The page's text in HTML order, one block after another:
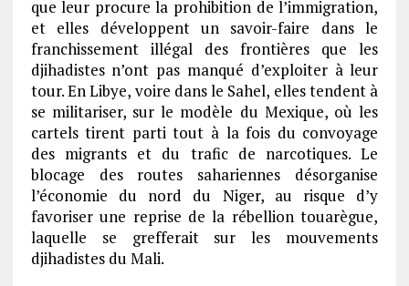
que leur procure la prohibition de l’immigration,
et elles développent un savoir-faire dans le
franchissement illégal des frontières que les
djihadistes n’ont pas manqué d’exploiter à leur
tour. En Libye, voire dans le Sahel, elles tendent à
se militariser, sur le modèle du Mexique, où les
cartels tirent parti tout à la fois du convoyage
des migrants et du trafic de narcotiques. Le
blocage des routes sahariennes désorganise
l’économie du nord du Niger, au risque d’y
favoriser une reprise de la rébellion touarègue,
laquelle se grefferait sur les mouvements
djihadistes du Mali.